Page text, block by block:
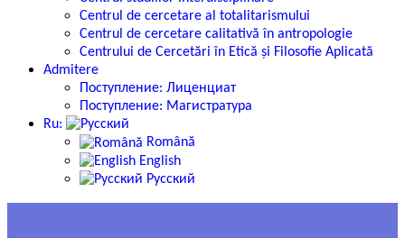
Centrul de cercetare al totalitarismului
Centrul de cercetare calitativă în antropologie
Centrului de Cercetări în Etică și Filosofie Aplicată
Admitere
Поступление: Лиценциат
Поступление: Магистратура
Ru:
Română
English
Русский